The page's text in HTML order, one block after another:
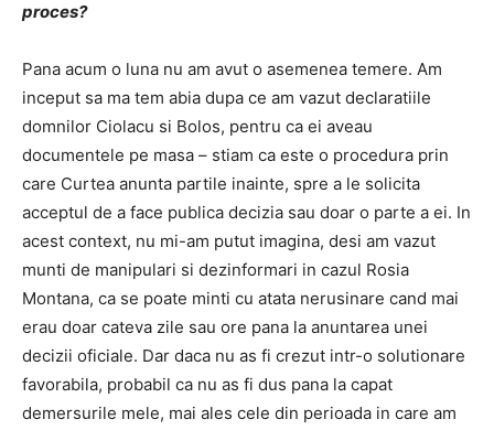
proces?
Pana acum o luna nu am avut o asemenea temere. Am
inceput sa ma tem abia dupa ce am vazut declaratiile
domnilor Ciolacu si Bolos, pentru ca ei aveau
documentele pe masa – stiam ca este o procedura prin
care Curtea anunta partile inainte, spre a le solicita
acceptul de a face publica decizia sau doar o parte a ei. In
acest context, nu mi-am putut imagina, desi am vazut
munti de manipulari si dezinformari in cazul Rosia
Montana, ca se poate minti cu atata nerusinare cand mai
erau doar cateva zile sau ore pana la anuntarea unei
decizii oficiale. Dar daca nu as fi crezut intr-o solutionare
favorabila, probabil ca nu as fi dus pana la capat
demersurile mele, mai ales cele din perioada in care am